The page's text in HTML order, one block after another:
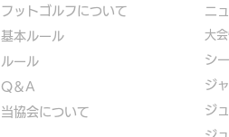
フットゴルフについて
基本ルール
ルール
Q＆A
​当協会について
ニ
大
シ
ジ
ジ